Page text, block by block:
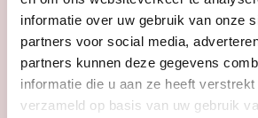
informatie over uw gebruik van onze
partners voor social media,
partners kunnen deze gegevens
informatie die u aan ze heeft
verzameld op basis van uw gebruik
Datum
zo 13 sep
Tijd
14:00, 16:00